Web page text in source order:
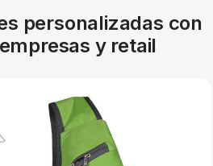
personalizadas con
y retail